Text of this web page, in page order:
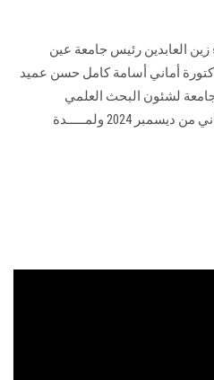
زين العابدين رئيس جامعة عين
أماني أسامة كامل حسن عميد
لشئون البحث ‏العلمي
والتصـنيف الدولي اعتباراً من الثاني من ديسمبر 2024 ولمـــــدة